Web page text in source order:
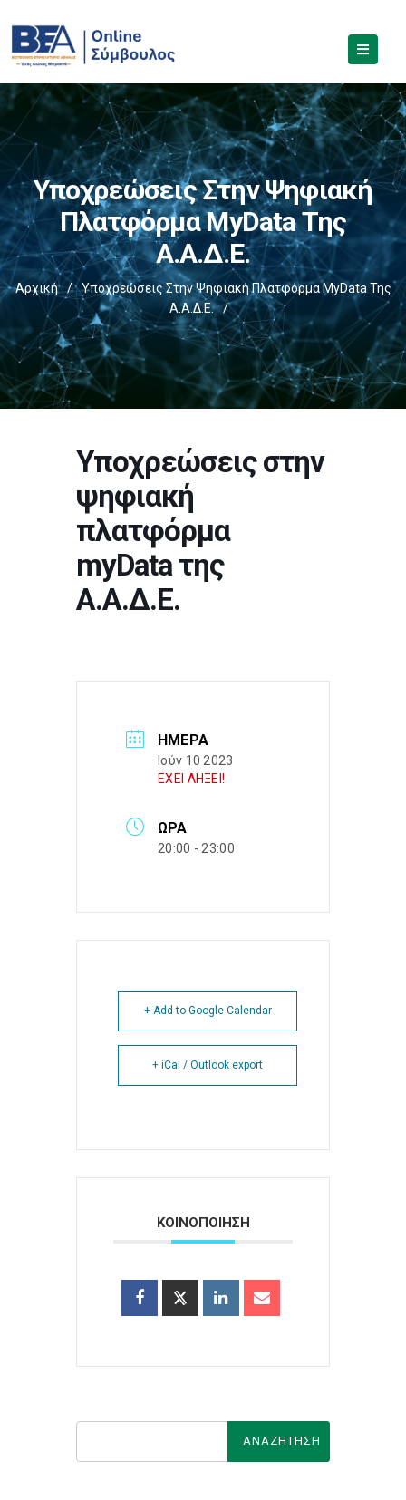
Υποχρεώσεις Στην Ψηφιακή
Πλατφόρμα MyData Της
Α.Α.Δ.Ε.
Αρχική /
Υποχρεώσεις Στην Ψηφιακή Πλατφόρμα MyData Της
Α.Α.Δ.Ε.
/
Υποχρεώσεις στην
ψηφιακή
πλατφόρμα
myData της
Α.Α.Δ.Ε.
ΗΜΈΡΑ
Ιούν 10 2023
ΕΧΕΙ ΛΗΞΕΙ!
ΏΡΑ
20:00 - 23:00
+ Add to Google Calendar
+ iCal / Outlook export
ΚΟΙΝΟΠΟΙΗΣΗ